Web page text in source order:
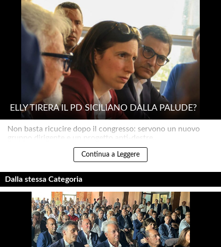
ELLY TIRERÀ IL PD SICILIANO DALLA PALUDE?
Non basta ricucire dopo il congresso: servono un nuovo
gruppo dirigente e un progetto anti-destre..
Continua a Leggere
Dalla stessa Categoria